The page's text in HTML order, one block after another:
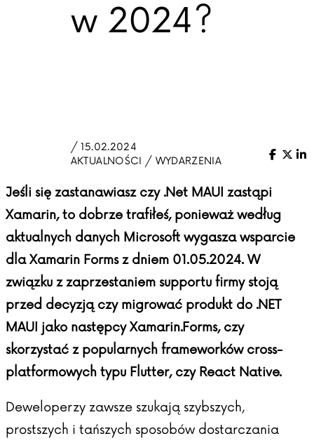
w 2024?
/ 15.02.2024
AKTUALNOŚCI / WYDARZENIA
X
Jeśli się zastanawiasz czy .Net MAUI zastąpi
Xamarin, to dobrze trafiłeś, ponieważ według
aktualnych danych Microsoft wygasza wsparcie
dla Xamarin Forms z dniem 01.05.2024. W
związku z zaprzestaniem supportu firmy stoją
przed decyzją czy migrować produkt do .NET
MAUI jako następcy Xamarin.Forms, czy
skorzystać z popularnych frameworków cross-
platformowych typu Flutter, czy React Native.
Deweloperzy zawsze szukają szybszych,
prostszych i tańszych sposobów dostarczania